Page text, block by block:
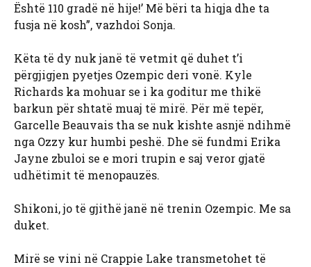
Është 110 gradë në hije!’ Më bëri ta hiqja dhe ta
fusja në kosh”, vazhdoi Sonja.
Këta të dy nuk janë të vetmit që duhet t’i
përgjigjen pyetjes Ozempic deri vonë. Kyle
Richards ka mohuar se i ka goditur me thikë
barkun për shtatë muaj të mirë. Për më tepër,
Garcelle Beauvais tha se nuk kishte asnjë ndihmë
nga Ozzy kur humbi peshë. Dhe së fundmi Erika
Jayne zbuloi se e mori trupin e saj veror gjatë
udhëtimit të menopauzës.
Shikoni, jo të gjithë janë në trenin Ozempic. Me sa
duket.
Mirë se vini në Crappie Lake transmetohet të